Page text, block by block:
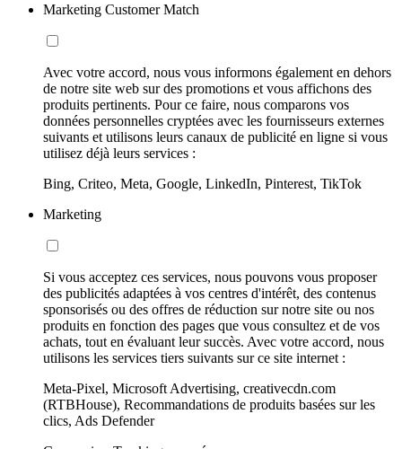
Marketing Customer Match
Avec votre accord, nous vous informons également en dehors
de notre site web sur des promotions et vous affichons des
produits pertinents. Pour ce faire, nous comparons vos
données personnelles cryptées avec les fournisseurs externes
suivants et utilisons leurs canaux de publicité en ligne si vous
utilisez déjà leurs services :
Bing, Criteo, Meta, Google, LinkedIn, Pinterest, TikTok
Marketing
Si vous acceptez ces services, nous pouvons vous proposer
des publicités adaptées à vos centres d'intérêt, des contenus
sponsorisés ou des offres de réduction sur notre site ou nos
produits en fonction des pages que vous consultez et de vos
achats, tout en évaluant leur succès. Avec votre accord, nous
utilisons les services tiers suivants sur ce site internet :
Meta-Pixel, Microsoft Advertising, creativecdn.com
(RTBHouse), Recommandations de produits basées sur les
clics, Ads Defender